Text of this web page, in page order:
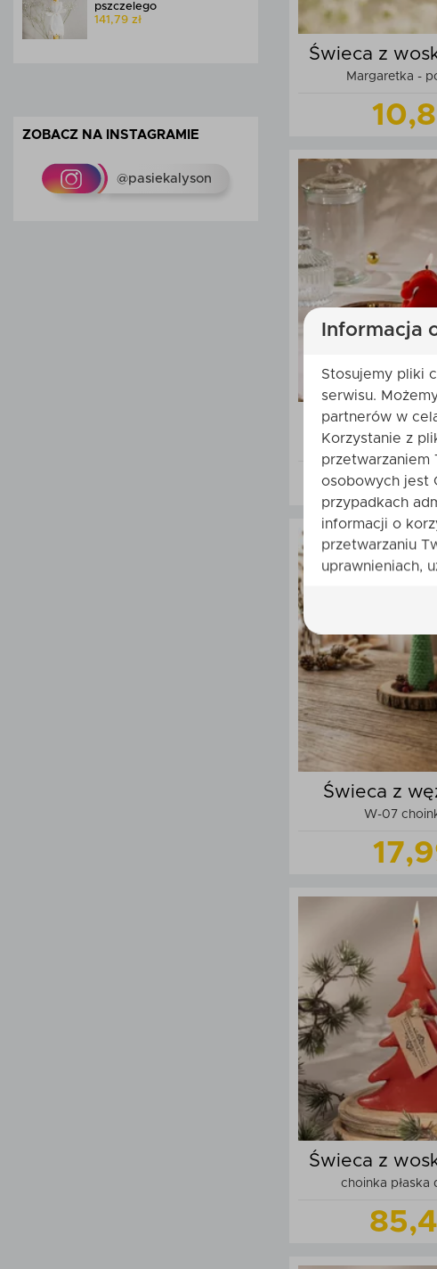
pszczelego
141,79 zł
ZOBACZ NA INSTAGRAMIE
@pasiekalyson
Świeca z
Margaretka -
Dodaj
Świeca z
czapka
Dodaj
Świeca z
W-07
Dodaj
Świeca z
choinka płaska
Informacja
Stosujemy pliki
serwisu.
partnerów w
Korzystanie z
przetwarzaniem
osobowych jest
przypadkach
informacji o
przetwarzaniu
uprawnieniach,